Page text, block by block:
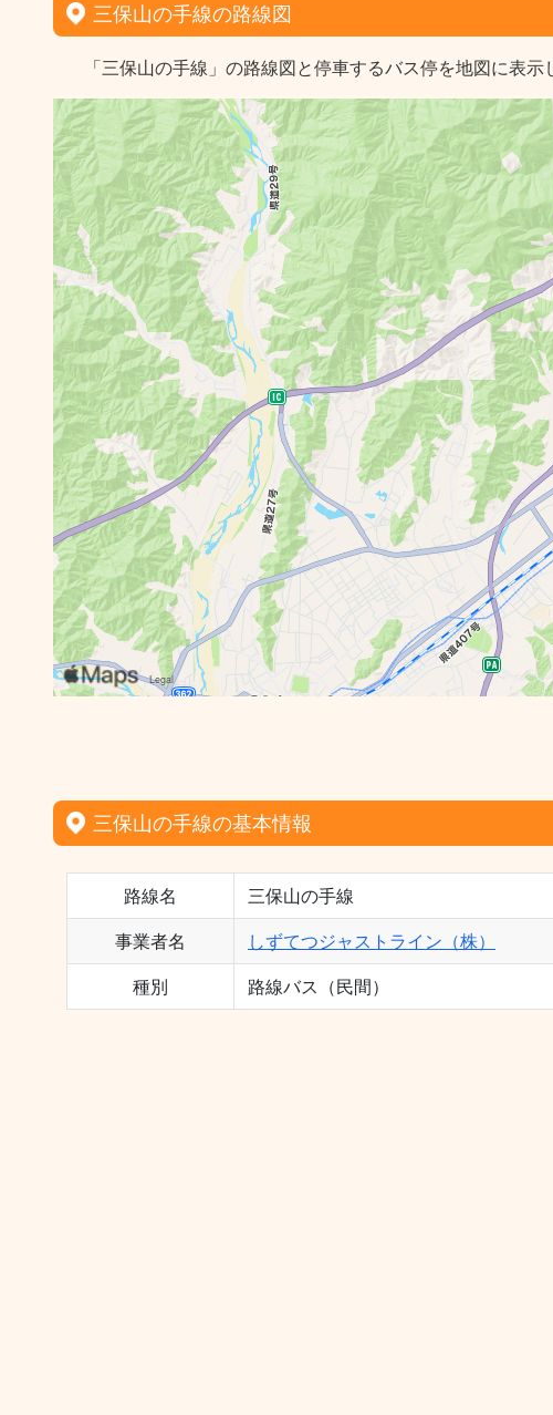
三保山の手線の路線図
「三保山の手線」の路線図と停車するバス停を地図に表示
三保山の手線の基本情報
路線名 三保山の手線
事業者名 しずてつジャストライン（株）
種別 路線バス（民間）